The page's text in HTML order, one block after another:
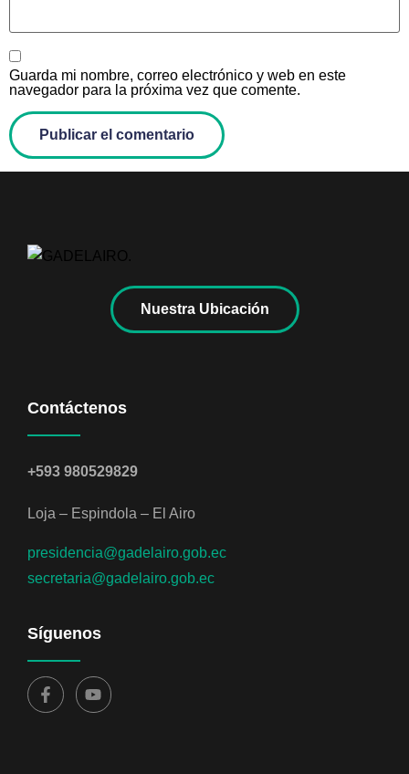
Guarda mi nombre, correo electrónico y web en este
navegador para la próxima vez que comente.
Nuestra Ubicación
Contáctenos
+593 980529829
Loja – Espindola – El Airo
presidencia@gadelairo.gob.ec
secretaria@gadelairo.gob.ec
Síguenos